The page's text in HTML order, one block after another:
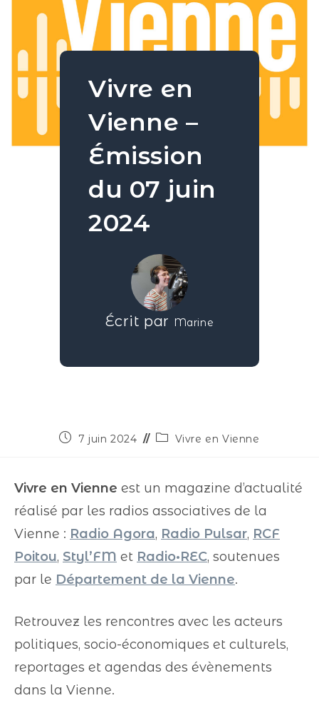
Vivre en
Vienne –
Émission
du 07 juin
2024
Écrit par Marine
7 juin 2024 Vivre en Vienne
Vivre en Vienne est un magazine d’actualité
réalisé par les radios associatives de la
Vienne : Radio Agora, Radio Pulsar, RCF
Poitou, Styl’FM et Radio•REC, soutenues
par le Département de la Vienne.
Retrouvez les rencontres avec les acteurs
politiques, socio-économiques et culturels,
reportages et agendas des évènements
dans la Vienne.